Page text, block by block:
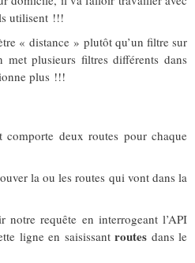
utilisent !!!
« distance » plutôt qu’un filtre sur
met plusieurs filtres différents dans
plus !!!
deux routes pour chaque
la ou les routes qui vont dans la
notre requête en interrogeant l’API
ligne en saisissantroutes dans le